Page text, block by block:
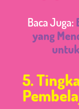
Baca Juga:
yang
5.